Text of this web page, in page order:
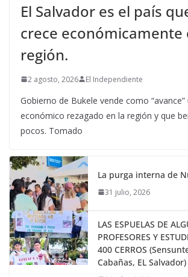
El Salvador es el país
crece económicamente
región.
2 agosto, 2026 El Independiente
Gobierno de Bukele vende como
económico rezagado en la región y que
pocos. Tomado
La purga interna de
31 julio, 2026
LAS ESPUELAS DE
PROFESORES Y
400 CERROS
Cabañas, EL Salvador)